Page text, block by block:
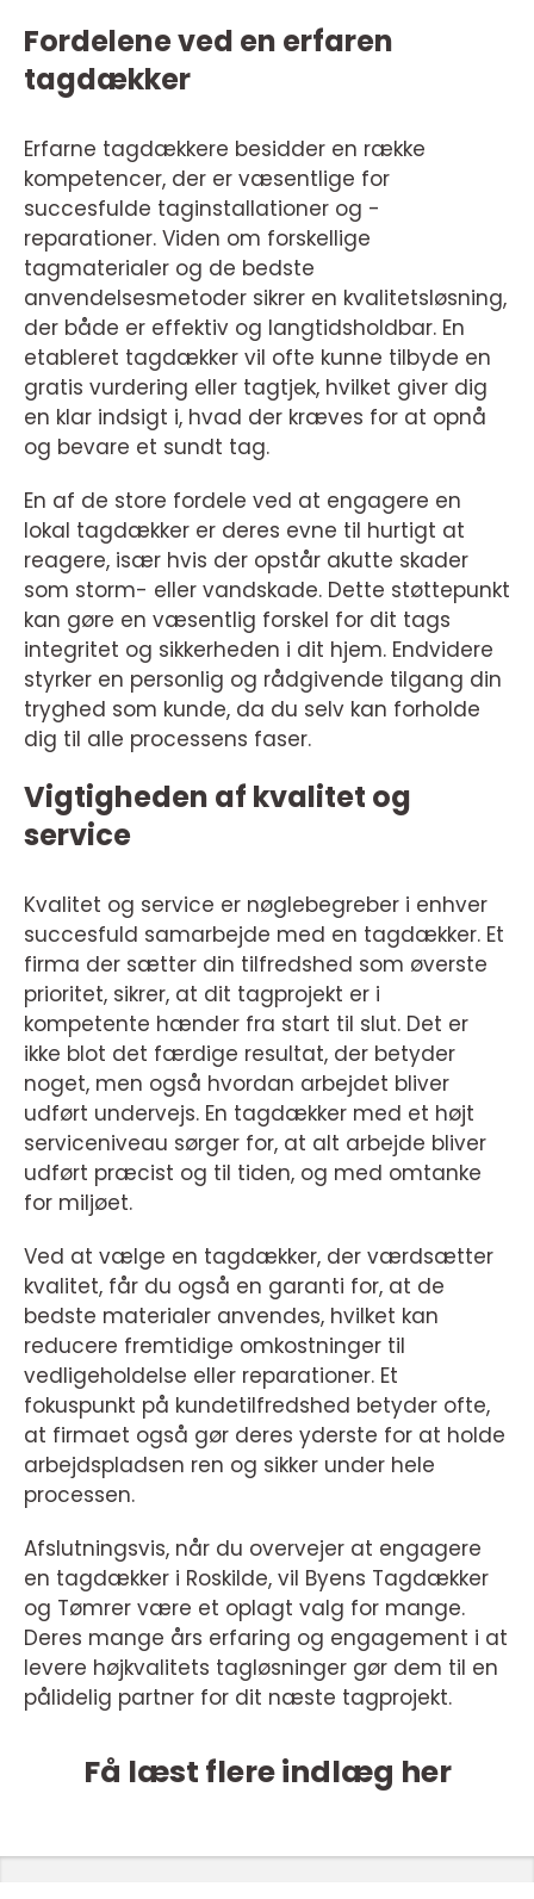
Fordelene ved en erfaren
tagdækker
Erfarne tagdækkere besidder en række
kompetencer, der er væsentlige for
succesfulde taginstallationer og -
reparationer. Viden om forskellige
tagmaterialer og de bedste
anvendelsesmetoder sikrer en kvalitetsløsning,
der både er effektiv og langtidsholdbar. En
etableret tagdækker vil ofte kunne tilbyde en
gratis vurdering eller tagtjek, hvilket giver dig
en klar indsigt i, hvad der kræves for at opnå
og bevare et sundt tag.
En af de store fordele ved at engagere en
lokal tagdækker er deres evne til hurtigt at
reagere, især hvis der opstår akutte skader
som storm- eller vandskade. Dette støttepunkt
kan gøre en væsentlig forskel for dit tags
integritet og sikkerheden i dit hjem. Endvidere
styrker en personlig og rådgivende tilgang din
tryghed som kunde, da du selv kan forholde
dig til alle processens faser.
Vigtigheden af kvalitet og
service
Kvalitet og service er nøglebegreber i enhver
succesfuld samarbejde med en tagdækker. Et
firma der sætter din tilfredshed som øverste
prioritet, sikrer, at dit tagprojekt er i
kompetente hænder fra start til slut. Det er
ikke blot det færdige resultat, der betyder
noget, men også hvordan arbejdet bliver
udført undervejs. En tagdækker med et højt
serviceniveau sørger for, at alt arbejde bliver
udført præcist og til tiden, og med omtanke
for miljøet.
Ved at vælge en tagdækker, der værdsætter
kvalitet, får du også en garanti for, at de
bedste materialer anvendes, hvilket kan
reducere fremtidige omkostninger til
vedligeholdelse eller reparationer. Et
fokuspunkt på kundetilfredshed betyder ofte,
at firmaet også gør deres yderste for at holde
arbejdspladsen ren og sikker under hele
processen.
Afslutningsvis, når du overvejer at engagere
en tagdækker i Roskilde, vil Byens Tagdækker
og Tømrer være et oplagt valg for mange.
Deres mange års erfaring og engagement i at
levere højkvalitets tagløsninger gør dem til en
pålidelig partner for dit næste tagprojekt.
Få læst flere indlæg her